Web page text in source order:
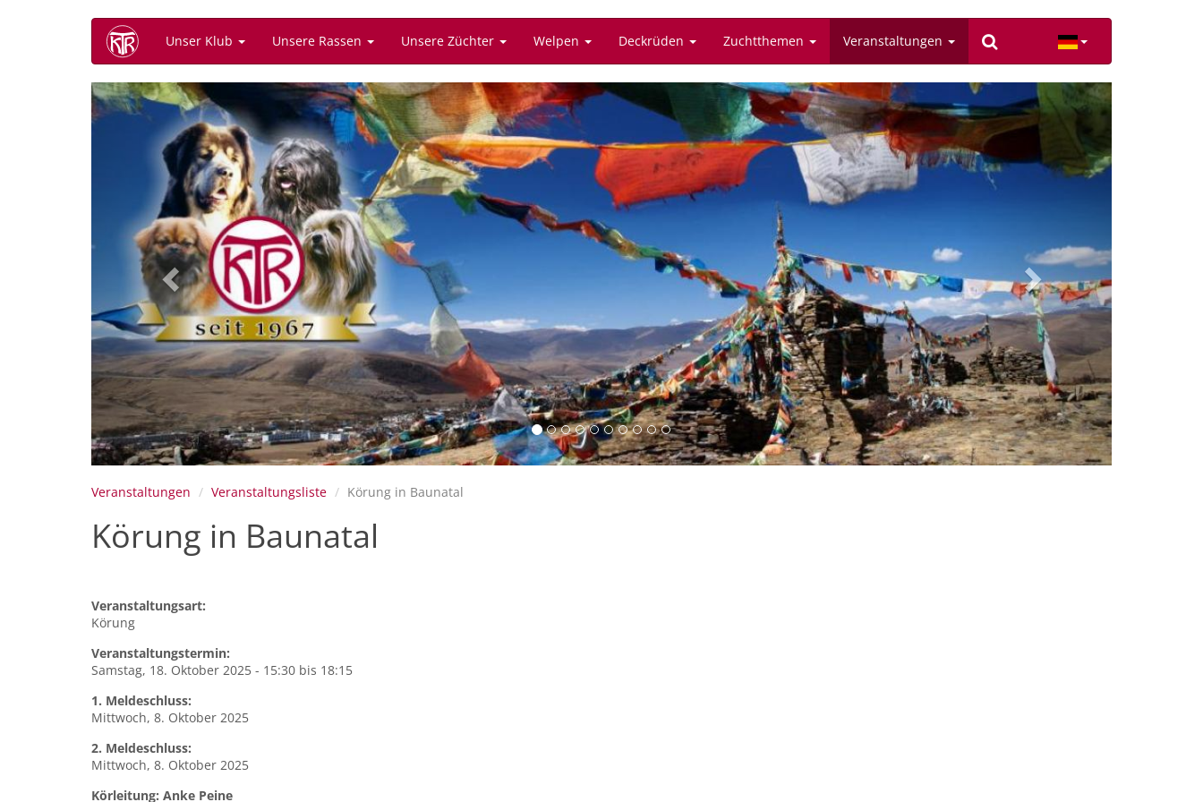
Unser Klub Unsere Rassen Unsere Züchter Welpen Deckrüden Zuchtthemen Veranstaltungen
Previous Next
Veranstaltungen Veranstaltungsliste Körung in Baunatal
Körung in Baunatal
Veranstaltungsart:
Körung
Veranstaltungstermin:
Samstag, 18. Oktober 2025 - 15:30 bis 18:15
1. Meldeschluss:
Mittwoch, 8. Oktober 2025
2. Meldeschluss:
Mittwoch, 8. Oktober 2025
Körleitung: Anke Peine